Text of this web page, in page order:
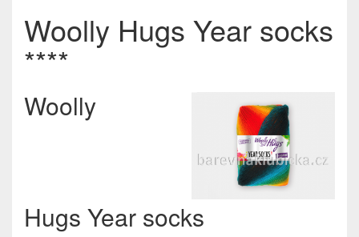
Woolly Hugs Year socks
****
Woolly
Hugs Year socks